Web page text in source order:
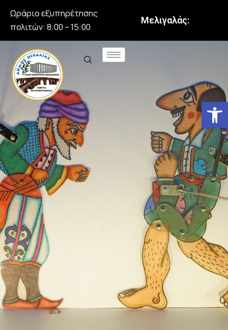
Ωράριο εξυπηρέτησης
πολιτών: 8:00 – 15:00
Μελιγαλάς: